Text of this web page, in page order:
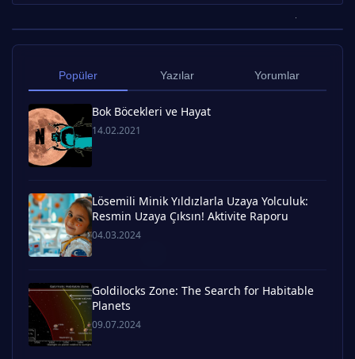
Popüler Yazılar Yorumlar
Bok Böcekleri ve Hayat
14.02.2021
Lösemili Minik Yıldızlarla Uzaya Yolculuk:
Resmin Uzaya Çıksın! Aktivite Raporu
04.03.2024
Goldilocks Zone: The Search for Habitable
Planets
09.07.2024